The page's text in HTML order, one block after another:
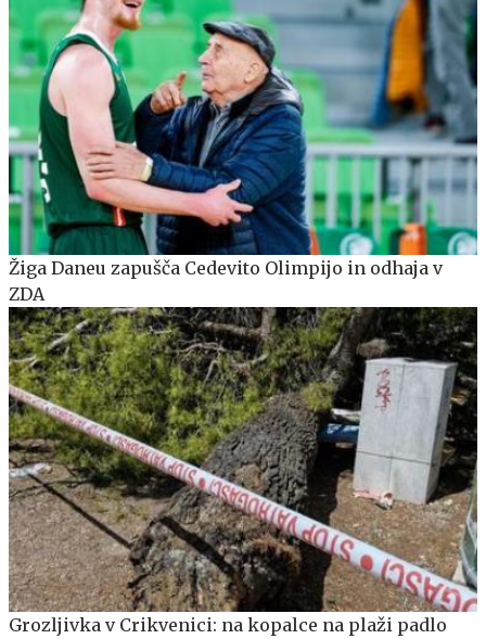
Žiga Daneu zapušča Cedevito Olimpijo in odhaja v
ZDA
Grozljivka v Crikvenici: na kopalce na plaži padlo